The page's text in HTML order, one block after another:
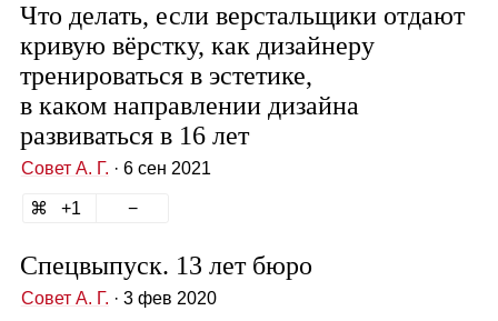
Что делать, если верстальщики отдают
кривую вёрстку, как дизайнеру
тренироваться в эстетике,
в каком направлении дизайна
развиваться в 16 лет
Совет А. Г. · 6 сен 2021
1
Спецвыпуск. 13 лет бюро
Совет А. Г. · 3 фев 2020